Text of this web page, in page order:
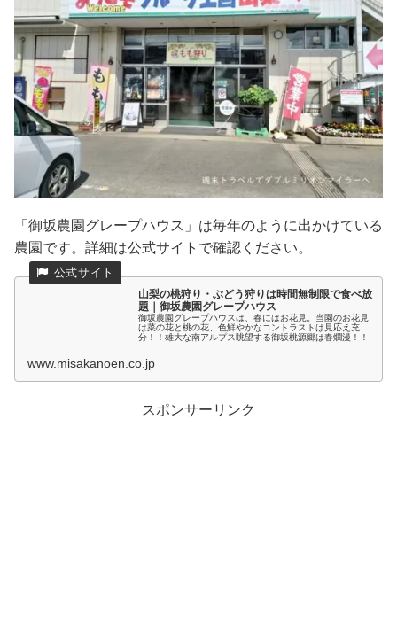
「御坂農園グレープハウス」は毎年のように出かけている
農園です。詳細は公式サイトで確認ください。
山梨の桃狩り・ぶどう狩りは時間無制限で食べ放
題｜御坂農園グレープハウス
御坂農園グレープハウスは、春にはお花見。当園のお花見
は菜の花と桃の花、色鮮やかなコントラストは見応え充
分！！雄大な南アルプス眺望する御坂桃源郷は春爛漫！！
www.misakanoen.co.jp
スポンサーリンク